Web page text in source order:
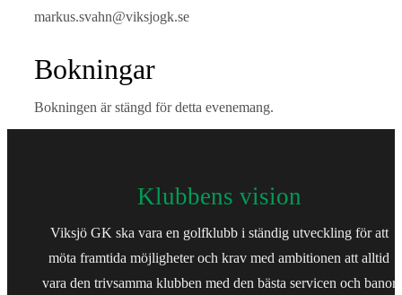
markus.svahn@viksjogk.se
Bokningar
Bokningen är stängd för detta evenemang.
Klubbens vision
Viksjö GK ska vara en golfklubb i ständig utveckling för att
möta framtida möjligheter och krav med ambitionen att alltid
vara den trivsamma klubben med den bästa servicen och banor